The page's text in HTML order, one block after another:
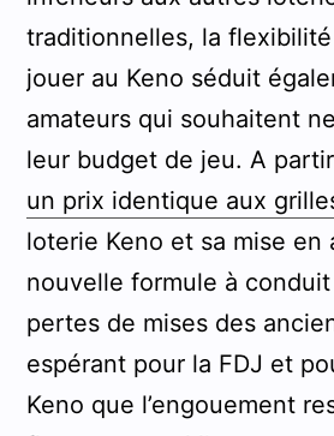
traditionnelles, la
jouer au Keno séduit
amateurs qui souhaitent
leur budget de jeu. A
un prix identique aux
loterie Keno et sa mise en
nouvelle formule à
pertes de mises des
espérant pour la FDJ et
Keno que l’engouement